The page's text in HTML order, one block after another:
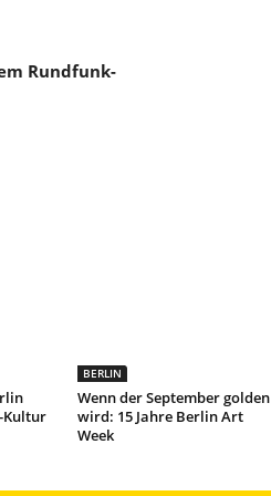
Rundfunk-
Kultur
BERLIN
Wenn der September golden
wird: 15 Jahre Berlin Art
Week